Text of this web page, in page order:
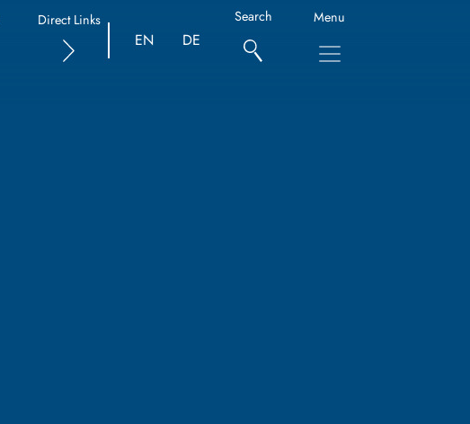
Direct Links
EN DE
Search Menu